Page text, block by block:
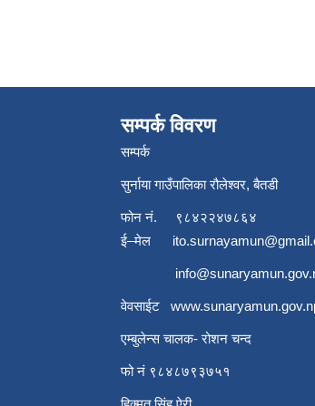
सम्पर्क विवरण
सम्पर्क
सुर्नाया गाउँपालिका रौलेश्वर, बैतडी
फोन नं.
९८४२२४७८६४
ई–मेल
वेवसाईट www.
एम्बुलेन्स चालक- रोशन चन्द
फो नं ९८४८७९३७५१